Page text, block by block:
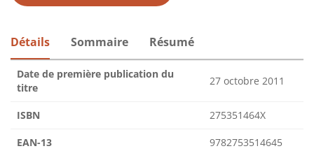
Détails Sommaire Résumé
Date de première publication du
titre
27 octobre 2011
ISBN 275351464X
EAN-13 9782753514645